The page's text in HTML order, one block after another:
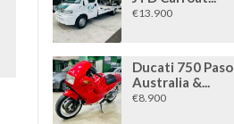
€13.900
Ducati 750 Paso
Australia &...
€8.900